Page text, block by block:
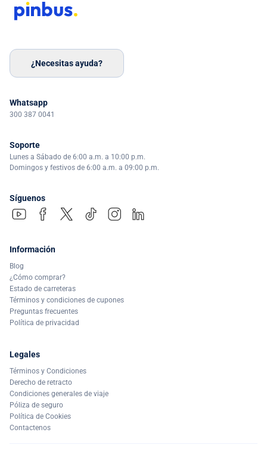
¿Necesitas ayuda?
Whatsapp
300 387 0041
Soporte
Lunes a Sábado de 6:00 a.m. a 10:00 p.m.
Domingos y festivos de 6:00 a.m. a 09:00 p.m.
Síguenos
Información
Blog
¿Cómo comprar?
Estado de carreteras
Términos y condiciones de cupones
Preguntas frecuentes
Política de privacidad
Legales
Términos y Condiciones
Derecho de retracto
Condiciones generales de viaje
Póliza de seguro
Política de Cookies
Contactenos